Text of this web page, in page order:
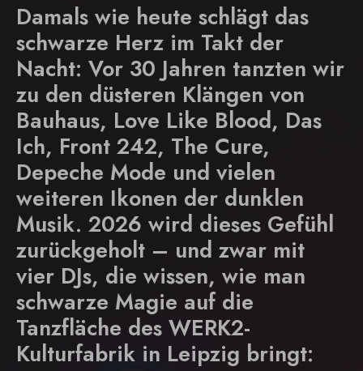
Damals wie heute schlägt das
schwarze Herz im Takt der
Nacht: Vor 30 Jahren tanzten wir
zu den düsteren Klängen von
Bauhaus, Love Like Blood, Das
Ich, Front 242, The Cure,
Depeche Mode und vielen
weiteren Ikonen der dunklen
Musik. 2026 wird dieses Gefühl
zurückgeholt – und zwar mit
vier DJs, die wissen, wie man
schwarze Magie auf die
Tanzfläche des WERK2-
Kulturfabrik in Leipzig bringt: